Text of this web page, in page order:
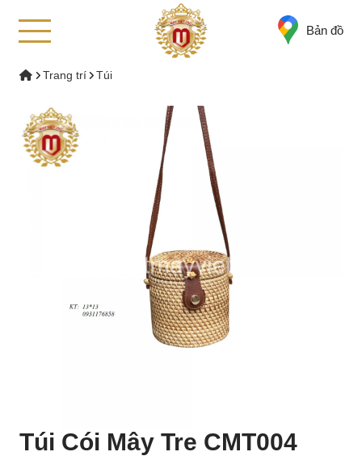
Bản đồ
Trang trí Túi
Túi Cói Mây Tre CMT004